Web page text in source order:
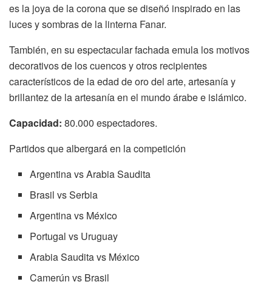
es la joya de la corona que se diseñó inspirado en las
luces y sombras de la linterna Fanar.
También, en su espectacular fachada emula los motivos
decorativos de los cuencos y otros recipientes
característicos de la edad de oro del arte, artesanía y
brillantez de la artesanía en el mundo árabe e islámico.
Capacidad: 80.000 espectadores.
Partidos que albergará en la competición
Argentina vs Arabia Saudita
Brasil vs Serbia
Argentina vs México
Portugal vs Uruguay
Arabia Saudita vs México
Camerún vs Brasil